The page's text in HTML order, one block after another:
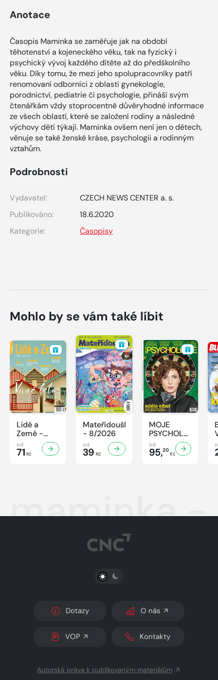
Anotace
Časopis Maminka se zaměřuje jak na období
těhotenství a kojeneckého věku, tak na fyzický i
psychický vývoj každého dítěte až do předškolního
věku. Díky tomu, že mezi jeho spolupracovníky patří
renomovaní odborníci z oblasti gynekologie,
porodnictví, pediatrie či psychologie, přináší svým
čtenářkám vždy stoprocentně důvěryhodné informace
ze všech oblastí, které se založení rodiny a následné
výchovy dětí týkají. Maminka ovšem není jen o dětech,
věnuje se také ženské kráse, psychologii a rodinným
vztahům.
Podrobnosti
Vydavatel:
CZECH NEWS CENTER a. s.
Publikováno:
18.6.2020
Kategorie:
Časopisy
Mohlo by se vám také líbit
Lidé a
Země -
8/2026
od
71 Kč
Mateřídouška
- 8/2026
od
39 Kč
MOJE
PSYCHOLOGIE
- 8/2026
od
95,20
Kč
maminka
PŘEPNOUT SVĚTLÝ/TMAVÝ REŽIM
Dotazy O nás
VOP Kontakty
Autorská práva k publikovaným materiálům